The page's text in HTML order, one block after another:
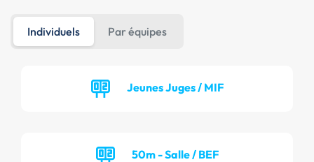
Individuels Par équipes
Jeunes Juges / MIF
50m - Salle / BEF